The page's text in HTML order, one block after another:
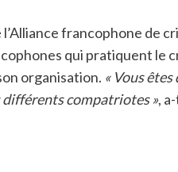
francophone de
qui pratiquent le
organisation. « Vous
différents compatriotes »,